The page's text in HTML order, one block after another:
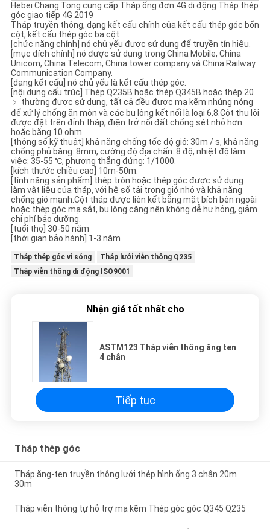
Hebei Chang Tong cung cấp Tháp ống đơn 4G di động Tháp thép
góc giao tiếp 4G 2019
Tháp truyền thông, dạng kết cấu chính của kết cấu thép góc bốn
cột, kết cấu thép góc ba cột
[chức năng chính] nó chủ yếu được sử dụng để truyền tín hiệu.
[mục đích chính] nó được sử dụng trong China Mobile, China
Unicom, China Telecom, China tower company và China Railway
Communication Company.
[dạng kết cấu] nó chủ yếu là kết cấu thép góc.
[nội dung cấu trúc] Thép Q235B hoặc thép Q345B hoặc thép 20
﹥ thường được sử dụng, tất cả đều được mạ kẽm nhúng nóng
để xử lý chống ăn mòn và các bu lông kết nối là loại 6,8.Cột thu lôi
được đặt trên đỉnh tháp, điện trở nối đất chống sét nhỏ hơn
hoặc bằng 10 ohm.
[thông số kỹ thuật] khả năng chống tốc độ gió: 30m / s, khả năng
chống phủ băng: 8mm, cường độ địa chấn: 8 độ, nhiệt độ làm
việc: 35-55 ℃, phương thẳng đứng: 1/1000.
[kích thước chiều cao] 10m-50m.
[tính năng sản phẩm] thép tròn hoặc thép góc được sử dụng
làm vật liệu của tháp, với hệ số tải trọng gió nhỏ và khả năng
chống gió mạnh.Cột tháp được liên kết bằng mặt bích bên ngoài
hoặc thép góc mạ sắt, bu lông căng nên không dễ hư hỏng, giảm
chi phí bảo dưỡng.
[tuổi thọ] 30-50 năm
[thời gian bảo hành] 1-3 năm
Tháp thép góc vi sóng
Tháp lưới viễn thông Q235
Tháp viễn thông di động ISO9001
Nhận giá tốt nhất cho
ASTM123 Tháp viễn thông ăng ten
4 chân
Tiếp tục
Tháp thép góc
Tháp ăng-ten truyền thông lưới thép hình ống 3 chân 20m
30m
Tháp viễn thông tự hỗ trợ mạ kẽm Thép góc góc Q345 Q235